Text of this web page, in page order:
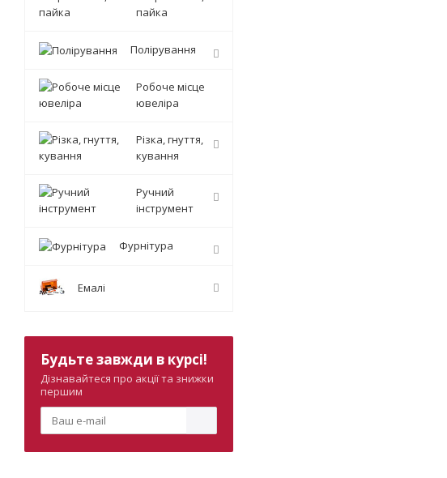
пайка
Полірування
Робоче місце
ювеліра
Різка, гнуття,
кування
Ручний
інструмент
Фурнітура
Емалі
Будьте завжди в курсі!
Дізнавайтеся про акції та знижки
першим